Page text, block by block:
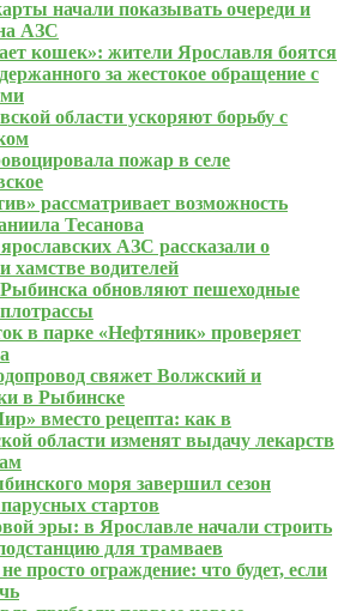
начали показывать очереди и
АЗС
кошек»: жители Ярославля боятся
за жестокое обращение с
области ускоряют борьбу с
пожар в селе
рассматривает возможность
Тесанова
АЗС рассказали о
хамстве водителей
обновляют пешеходные
в парке «Нефтяник» проверяет
свяжет Волжский и
в Рыбинске
вместо рецепта: как в
области изменят выдачу лекарств
моря завершил сезон
стартов
эры: в Ярославле начали строить
для трамваев
просто ограждение: что будет, если